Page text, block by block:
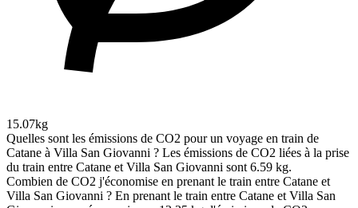
15.07kg
Quelles sont les émissions de CO2 pour un voyage en train de
Catane à Villa San Giovanni ? Les émissions de CO2 liées à la prise
du train entre Catane et Villa San Giovanni sont 6.59 kg.
Combien de CO2 j'économise en prenant le train entre Catane et
Villa San Giovanni ? En prenant le train entre Catane et Villa San